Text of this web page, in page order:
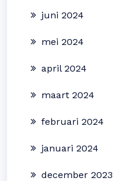
juni 2024
mei 2024
april 2024
maart 2024
februari 2024
januari 2024
december 2023